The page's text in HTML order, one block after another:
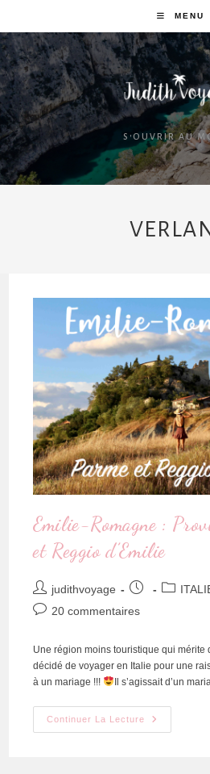
MENU
S'OUVRIR AU
Emilie-Romagne :
et Reggio d’Emilie
judithvoyage
20 commentaires
Une région moins touristique qui mérite
décidé de voyager en Italie pour une
à un mariage !!!
Il s’agissait d’un
Continuer La Lecture